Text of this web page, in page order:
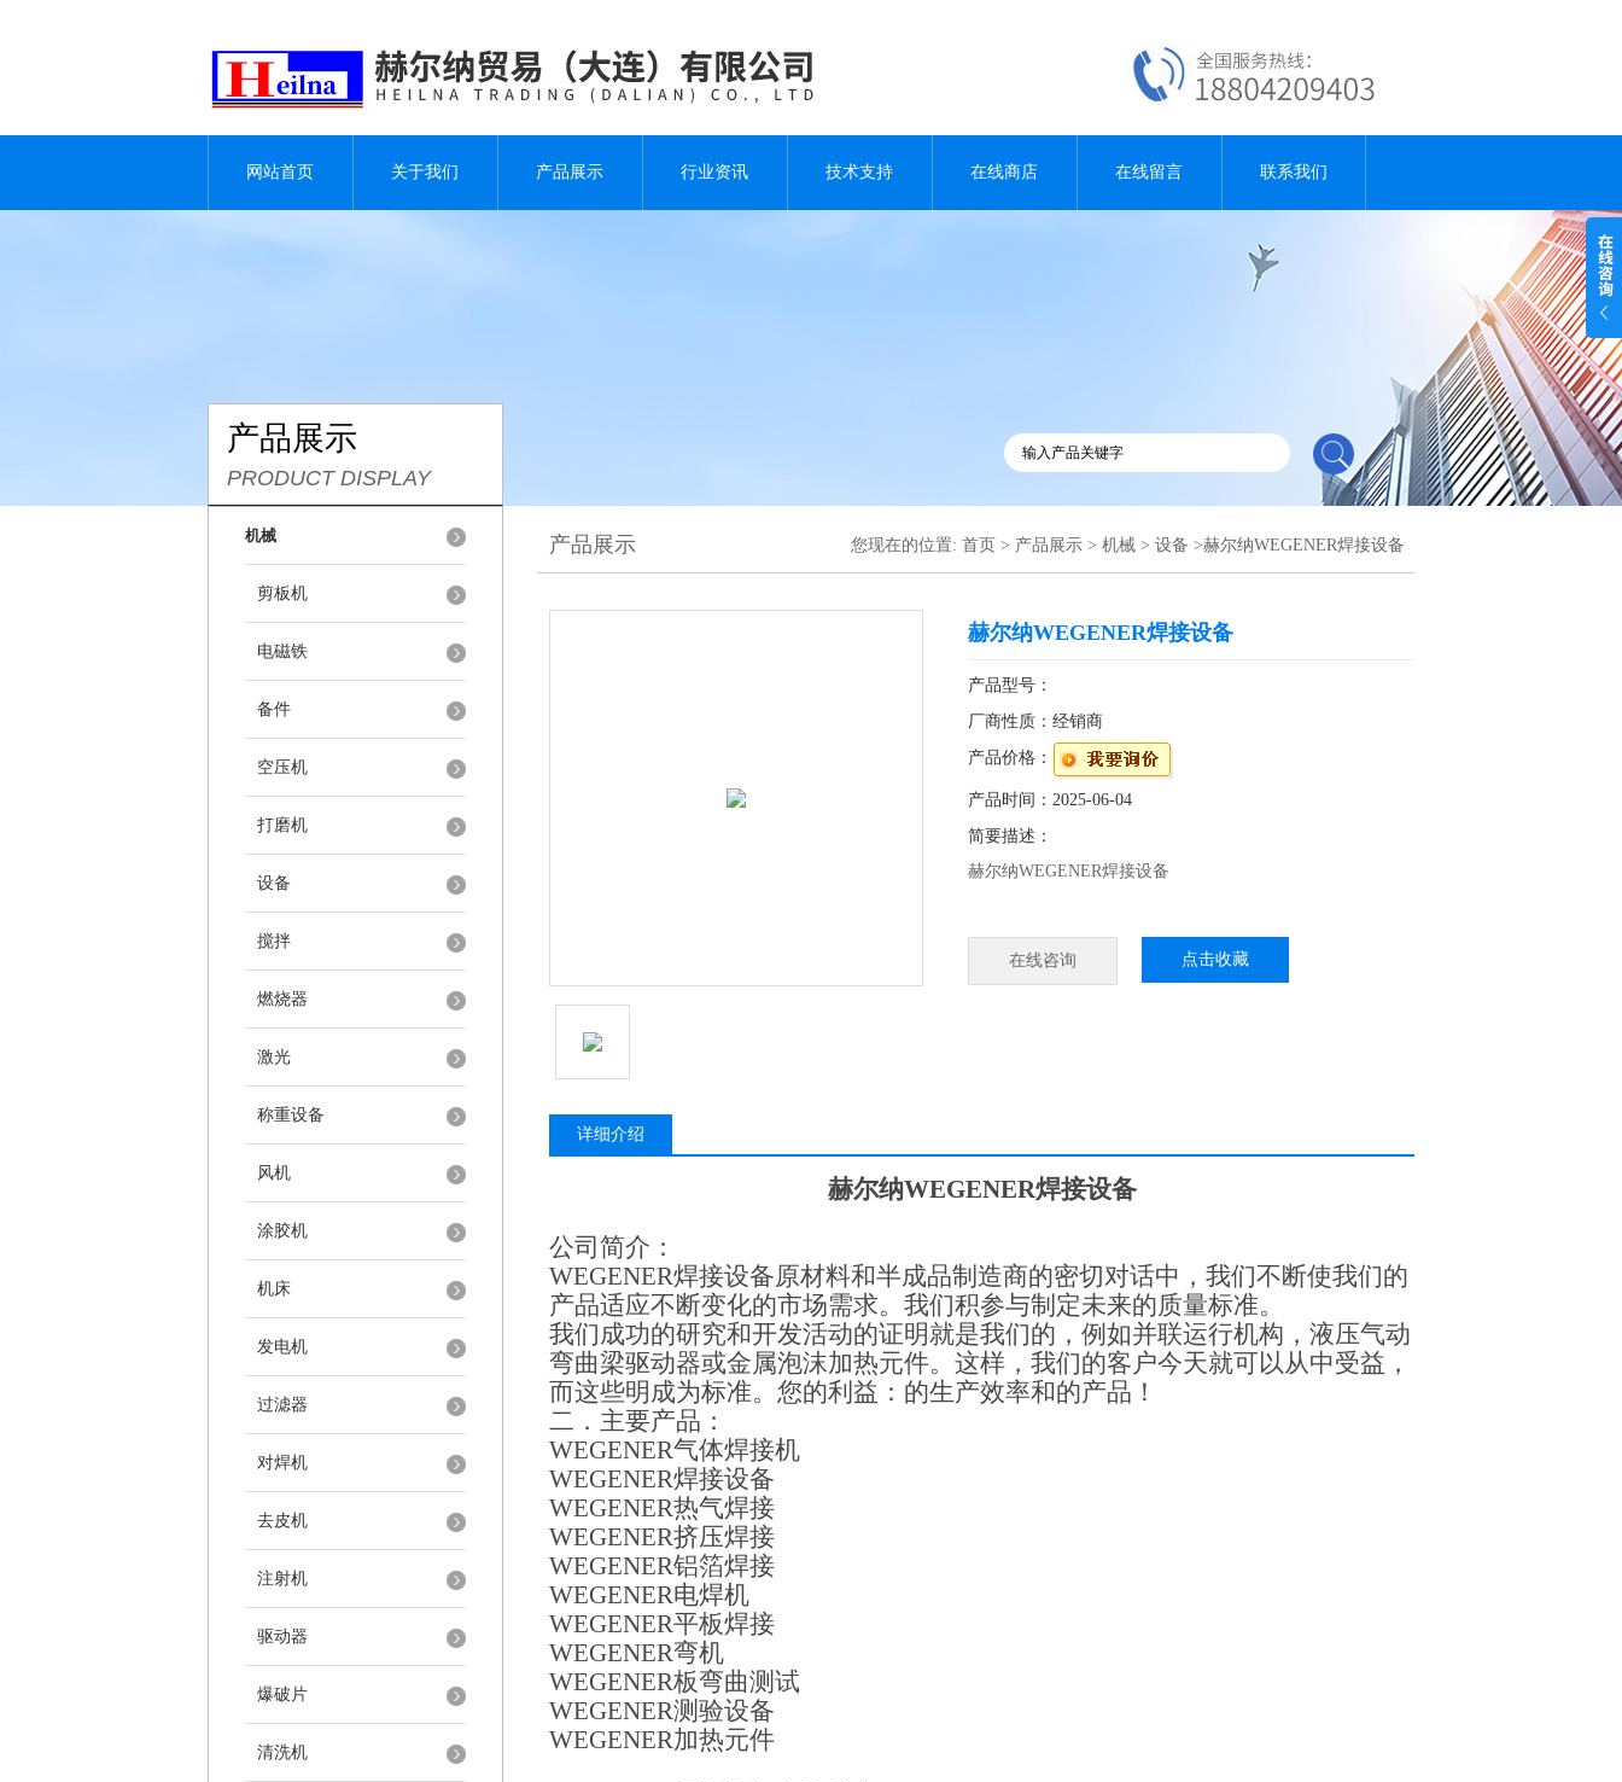
网站首页 关于我们 产品展示 行业资讯 技术支持 在线商店 在线留言 联系我们
产品展示
PRODUCT DISPLAY
机械
剪板机
电磁铁
备件
空压机
打磨机
设备
搅拌
燃烧器
激光
称重设备
风机
涂胶机
机床
发电机
过滤器
对焊机
去皮机
注射机
驱动器
爆破片
清洗机
产品展示 您现在的位置: 首页 > 产品展示 > 机械 > 设备 >赫尔纳WEGENER焊接设备
赫尔纳WEGENER焊接设备
产品型号：
厂商性质：经销商
产品价格：
产品时间：2025-06-04
简要描述：
赫尔纳WEGENER焊接设备
公司简介：
在线咨询 点击收藏
详细介绍
赫尔纳WEGENER焊接设备
公司简介：
WEGENER焊接设备原材料和半成品制造商的密切对话中，我们不断使我们的
产品适应不断变化的市场需求。我们积参与制定未来的质量标准。
我们成功的研究和开发活动的证明就是我们的，例如并联运行机构，液压气动
弯曲梁驱动器或金属泡沫加热元件。这样，我们的客户今天就可以从中受益，
而这些明成为标准。您的利益：的生产效率和的产品！
二．主要产品：
WEGENER气体焊接机
WEGENER焊接设备
WEGENER热气焊接
WEGENER挤压焊接
WEGENER铝箔焊接
WEGENER电焊机
WEGENER平板焊接
WEGENER弯机
WEGENER板弯曲测试
WEGENER测验设备
WEGENER加热元件